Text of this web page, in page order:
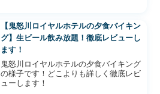
できる唯一の寝台特急を乗る前に読んで
おきたい情報をまとめました。
【鬼怒川ロイヤルホテルの夕食バイキン
グ】生ビール飲み放題！徹底レビューし
ます！
鬼怒川ロイヤルホテルの夕食バイキング
の様子です！どこよりも詳しく徹底レビ
ューします！